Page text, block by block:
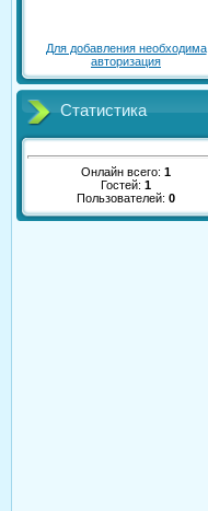
Для добавления необходима
авторизация
Статистика
Онлайн всего: 1
Гостей: 1
Пользователей: 0